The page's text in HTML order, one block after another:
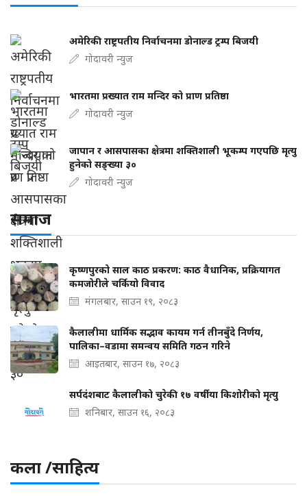
अमेरिकी राष्ट्रपतीय निर्वाचनमा डोनाल्ड ट्रम्प बिजयी
गोदावरी न्युज
भारतमा प्रख्यात राम मन्दिर को प्राण प्रतिष्ठा
गोदावरी न्युज
जापान र आसपासका क्षेत्रमा शक्तिशाली भूकम्प गएपछि मृत्यु
हुनेको सङ्ख्या ३०
गोदावरी न्युज
समाज
कृष्णपुरको साल काठ प्रकरण: काठ वैधानिक, प्रक्रियागत
कमजोरीले चर्कियो विवाद
मंगलबार, साउन १९, २०८३
कैलालीमा धार्मिक सद्भाव कायम गर्न तीनबुँदे निर्णय,
पालिका–वडामा समन्वय समिति गठन गरिने
आइतबार, साउन १७, २०८३
सर्पदंशबाट कैलालीको चुरेकी १७ वर्षीया किशोरीको मृत्यु
शनिबार, साउन १६, २०८३
कला /साहित्य